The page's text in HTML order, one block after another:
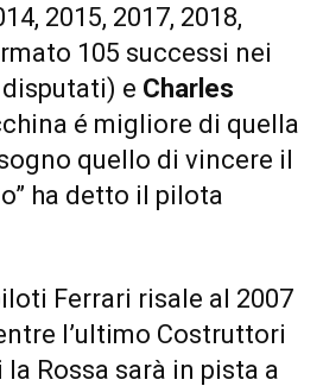
2015, 2017, 2018,
105 successi nei
e Charles
é migliore di quella
quello di vincere il
ha detto il pilota
Ferrari risale al 2007
l’ultimo Costruttori
la Rossa sarà in pista a